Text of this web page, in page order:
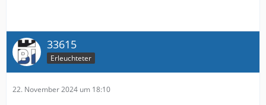
33615
Erleuchteter
22. November 2024 um 18:10